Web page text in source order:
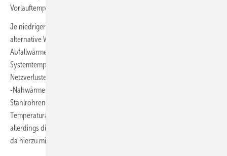
Vorlauftemperatur und weiter auf 30 °C abgesenkt werden.
Je niedriger die Systemtemperaturen, desto einfacher lassen sich
alternative Wärmequellen, wie Geothermie, Solarthermie und
Abfallwärme aus Industrie und Gewerbe, einkoppeln. Die Senkung der
Systemtemperaturen bedeute gleichzeitig auch eine Senkung der
Netzverluste von bis zu 50 %. Bei neuen Niedrigtemperatur-Fern- bzw.
-Nahwärmesystemen könnten Kunststoffrohre anstelle von teuren
Stahlrohren verwendet werden. Probleme mit der
Temperaturabsenkung bei bestehenden Fernwärme-Anlagen bereiten
allerdings die hygienischen Vorgaben für die Trinkwassererwärmung,
da hierzu mindestens 65 °C Vorlauftemperatur notwendig seien.